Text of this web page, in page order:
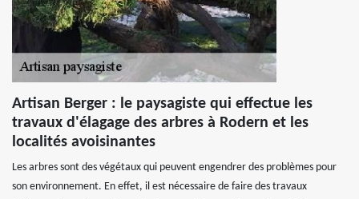
Artisan Berger : le paysagiste qui effectue les
travaux d'élagage des arbres à Rodern et les
localités avoisinantes
Les arbres sont des végétaux qui peuvent engendrer des problèmes pour
son environnement. En effet, il est nécessaire de faire des travaux